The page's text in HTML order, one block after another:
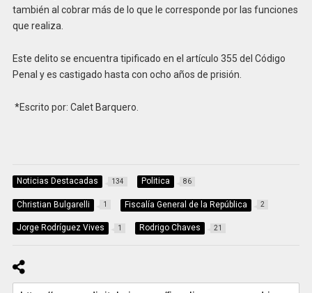
también al cobrar más de lo que le corresponde por las funciones
que realiza.
Este delito se encuentra tipificado en el artículo 355 del Código
Penal y es castigado hasta con ocho años de prisión.
*Escrito por: Calet Barquero.
Noticias Destacadas 134 Politica 86
Christian Bulgarelli 1 Fiscalía General de la República 2
Jorge Rodríguez Vives 1 Rodrigo Chaves 21